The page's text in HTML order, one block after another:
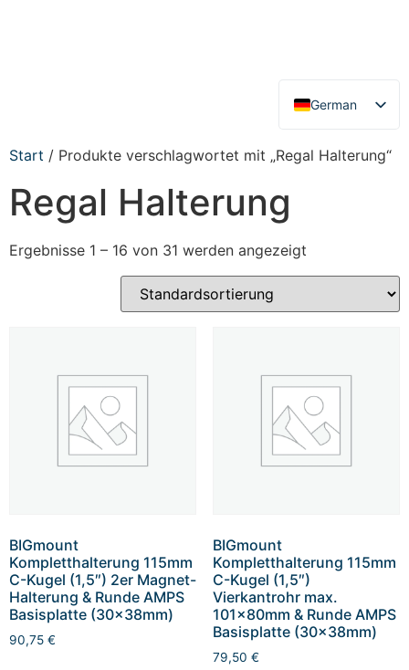
German
English
Start / Produkte verschlagwortet mit „Regal Halterung“
Regal Halterung
Ergebnisse 1 – 16 von 31 werden angezeigt
BIGmount
Kompletthalterung 115mm
C-Kugel (1,5″) 2er Magnet-
Halterung & Runde AMPS
Basisplatte (30x38mm)
90,75 €
BIGmount
Kompletthalterung 115mm
C-Kugel (1,5″)
Vierkantrohr max.
101x80mm & Runde AMPS
Basisplatte (30x38mm)
79,50 €